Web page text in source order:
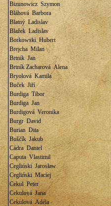
Bizunowicz Szymon
Bláhová Barbora
Blatný Ladislav
Blažek Ladislav
Borkowski Hubert
Brejcha Milan
Brtník Jan
Brtník Zacharová Alena
Bryolová Kamila
Buček Jiří
Burdiga Tibor
Burdiga Jan
Burdigová Veronika
Burgr David
Burian Dita
Buščík Jakub
Cádra Daniel
Caputa Vlastimil
Cegliński Jarosław
Cegliński Maciej
Cekul Peter
Cekulová Jana
Cekulová Adéla